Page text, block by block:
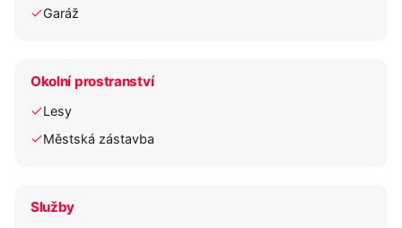
Garáž
Okolní prostranství
Lesy
Městská zástavba
Služby